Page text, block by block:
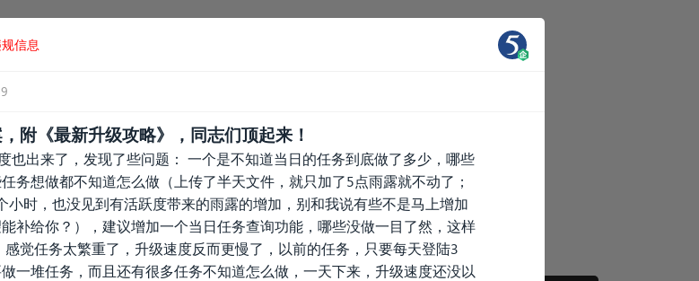
信息
附《最新升级攻略》，同志们顶起来！
也出来了，发现了些问题： 一个是不知道当日的任务到底做了多少，哪些
务想做都不知道怎么做（上传了半天文件，就只加了5点雨露就不动了；
时，也没见到有活跃度带来的雨露的增加，别和我说有些不是马上增加
补给你？），建议增加一个当日任务查询功能，哪些没做一目了然，这样
觉任务太繁重了，升级速度反而更慢了，以前的任务，只要每天登陆3
一堆任务，而且还有很多任务不知道怎么做，一天下来，升级速度还没以